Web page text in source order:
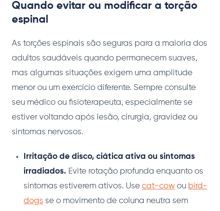
Quando evitar ou modificar a torção
espinal
As torções espinais são seguras para a maioria dos
adultos saudáveis quando permanecem suaves,
mas algumas situações exigem uma amplitude
menor ou um exercício diferente. Sempre consulte
seu médico ou fisioterapeuta, especialmente se
estiver voltando após lesão, cirurgia, gravidez ou
sintomas nervosos.
Irritação de disco, ciática ativa ou sintomas
irradiados. Evite rotação profunda enquanto os
sintomas estiverem ativos. Use cat-cow ou bird-
dogs se o movimento de coluna neutra sem